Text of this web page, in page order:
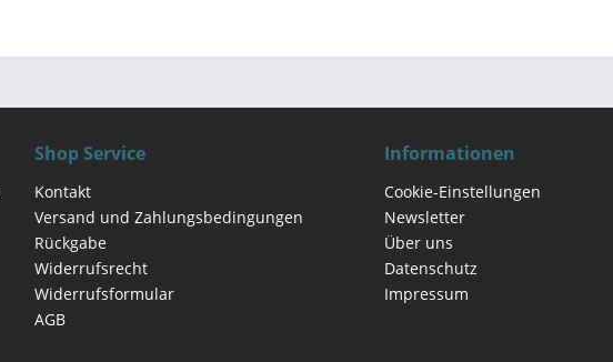
Shop Service
Kontakt
Versand und Zahlungsbedingungen
Rückgabe
Widerrufsrecht
Widerrufsformular
AGB
Informationen
Cookie-Einstellungen
Newsletter
Über uns
Datenschutz
Impressum